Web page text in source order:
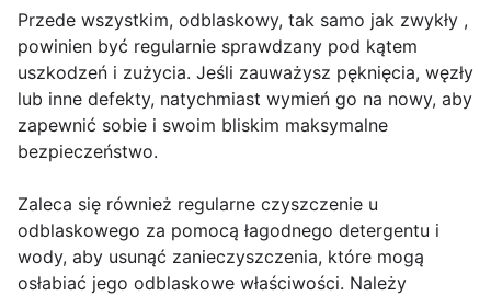
Przede wszystkim, odblaskowy, tak samo jak zwykły ,
powinien być regularnie sprawdzany pod kątem
uszkodzeń i zużycia. Jeśli zauważysz pęknięcia, węzły
lub inne defekty, natychmiast wymień go na nowy, aby
zapewnić sobie i swoim bliskim maksymalne
bezpieczeństwo.
Zaleca się również regularne czyszczenie u
odblaskowego za pomocą łagodnego detergentu i
wody, aby usunąć zanieczyszczenia, które mogą
osłabiać jego odblaskowe właściwości. Należy